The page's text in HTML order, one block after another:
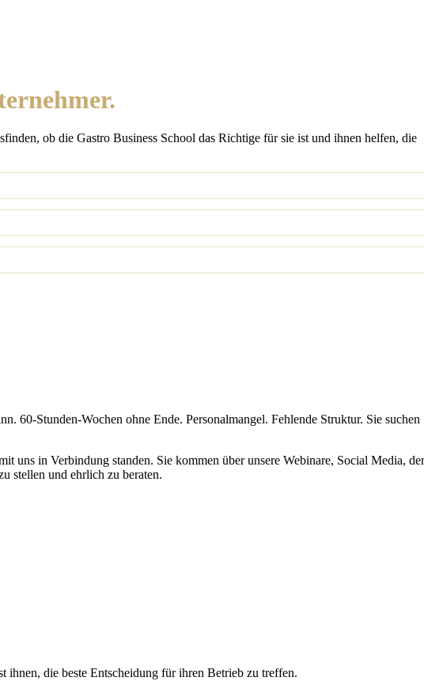
ob die Gastro Business School das Richtige für sie ist und ihnen helfen, die
60-Stunden-Wochen ohne Ende. Personalmangel. Fehlende Struktur. Sie suchen
uns in Verbindung standen. Sie kommen über unsere Webinare, Social Media,
stellen und ehrlich zu beraten.
die beste Entscheidung für ihren Betrieb zu treffen.